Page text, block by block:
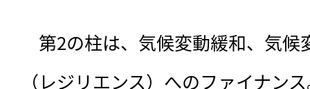
第2の柱は、気候変動緩和、気候
（レジリエンス）へのファイナン